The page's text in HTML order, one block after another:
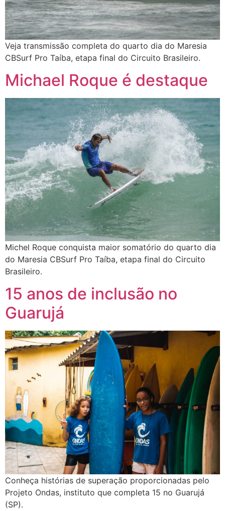
Veja transmissão completa do quarto dia do Maresia
CBSurf Pro Taíba, etapa final do Circuito Brasileiro.
Michael Roque é destaque
Michel Roque conquista maior somatório do quarto dia
do Maresia CBSurf Pro Taíba, etapa final do Circuito
Brasileiro.
15 anos de inclusão no
Guarujá
Conheça histórias de superação proporcionadas pelo
Projeto Ondas, instituto que completa 15 no Guarujá
(SP).